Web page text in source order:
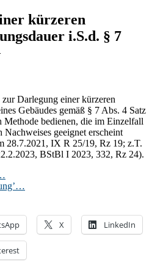
kürzeren
i.S.d. § 7
Darlegung einer kürzeren
Gebäudes gemäß § 7 Abs. 4 Satz
Methode bedienen, die im Einzelfall
geeignet erscheint
28.7.2021, IX R 25/19, Rz 19; z.T.
BStBl I 2023, 332, Rz 24).
X LinkedIn